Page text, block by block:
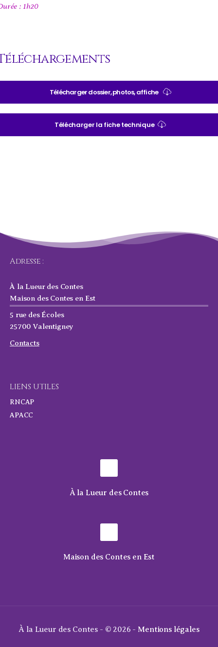
: 1h20
Télécharger dossier, photos, affiche
Télécharger la fiche technique
Adresse :
À la Lueur des Contes
Maison des Contes en Est
5 rue des Écoles
25700 Valentigney
Contacts
LIENS UTILES
RNCAP
APACC
À la Lueur des Contes
Maison des Contes en Est
À la Lueur des Contes - © 2026 - Mentions légales